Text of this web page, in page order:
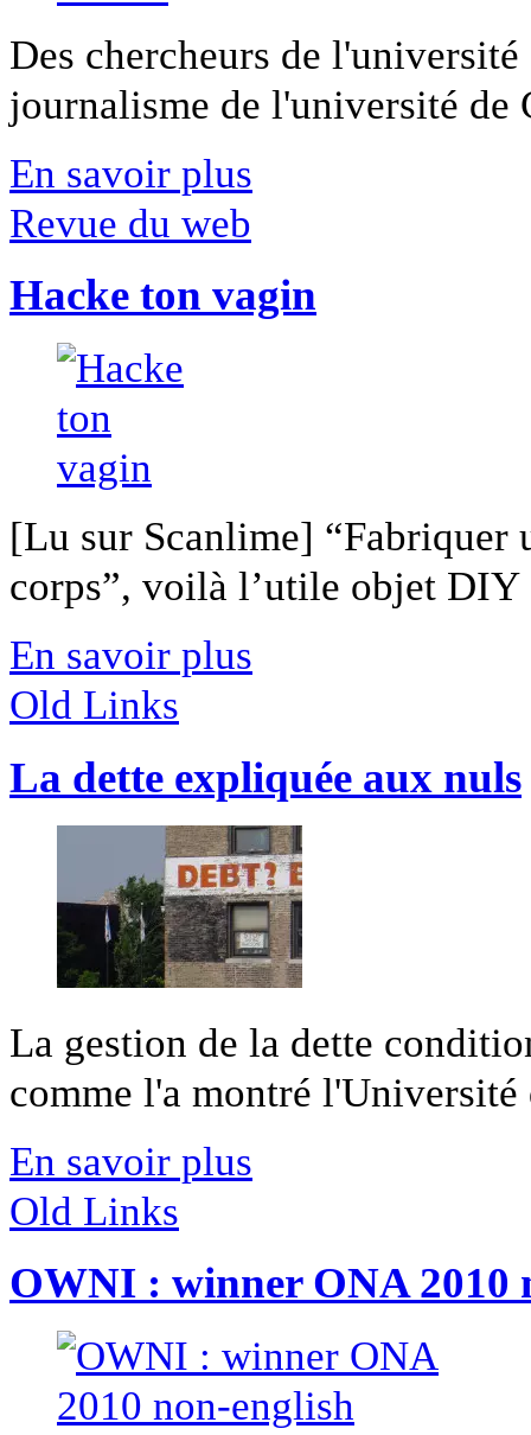
Des chercheurs de
journalisme de l'université
En savoir plus
Revue du web
Hacke ton vagin
[Lu sur Scanlime] “Fabriquer
corps”, voilà l’utile objet
En savoir plus
Old Links
La dette expliquée aux nuls
La gestion de la dette
comme l'a montré
En savoir plus
Old Links
OWNI : winner ONA 2010